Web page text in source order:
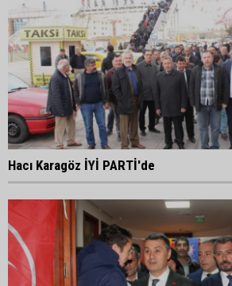
Hacı Karagöz İYİ PARTİ'de